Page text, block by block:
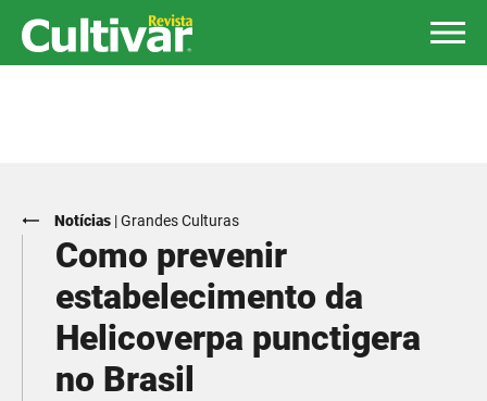
Notícias |Grandes Culturas
Como prevenir
estabelecimento da
Helicoverpa punctigera
no Brasil